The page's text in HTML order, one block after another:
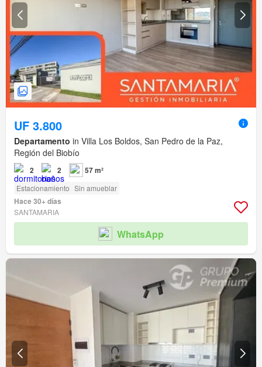
UF 3.800
Departamento in Villa Los Boldos, San Pedro de la Paz,
Región del Biobío
2 2 57 m²
Estacionamiento Sin amueblar
Hace 30+ días
SANTAMARIA
WhatsApp